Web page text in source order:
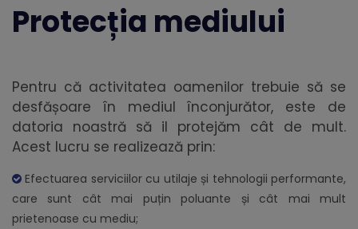
Protecția mediului
Pentru că activitatea oamenilor trebuie să se
desfășoare în mediul înconjurător, este de
datoria noastră să il protejăm cât de mult.
Acest lucru se realizează prin:
Efectuarea serviciilor cu utilaje și tehnologii performante,
care sunt cât mai puțin poluante și cât mai mult
prietenoase cu mediu;